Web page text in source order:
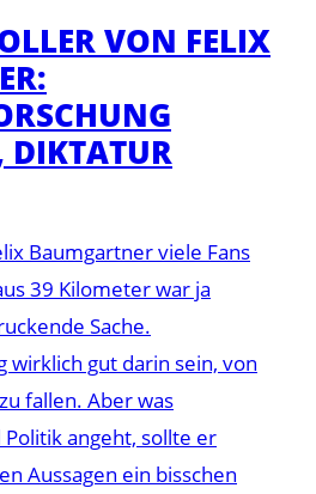
VON FELIX
DIKTATUR
Baumgartner viele Fans
39 Kilometer war ja
Sache.
wirklich gut darin sein, von
fallen. Aber was
angeht, sollte er
Aussagen ein bisschen